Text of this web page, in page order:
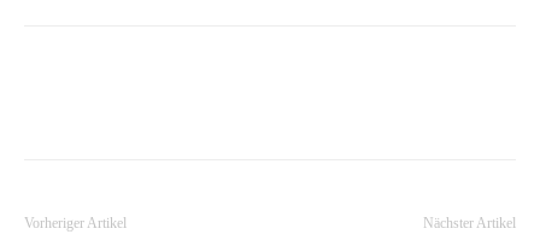
Vorheriger Artikel Nächster Artikel